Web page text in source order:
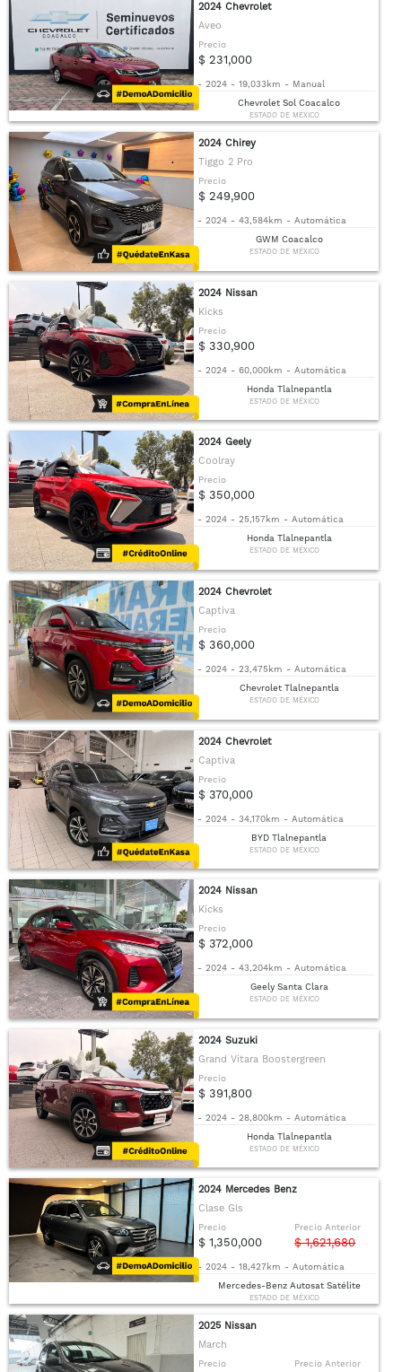
2024 Chevrolet
Aveo
Precio
$ 231,000
- 2024 - 19,033km - Manual
Chevrolet Sol Coacalco
ESTADO DE MÉXICO
2024 Chirey
Tiggo 2 Pro
Precio
$ 249,900
- 2024 - 43,584km - Automática
GWM Coacalco
ESTADO DE MÉXICO
2024 Nissan
Kicks
Precio
$ 330,900
- 2024 - 60,000km - Automática
Honda Tlalnepantla
ESTADO DE MÉXICO
2024 Geely
Coolray
Precio
$ 350,000
- 2024 - 25,157km - Automática
Honda Tlalnepantla
ESTADO DE MÉXICO
2024 Chevrolet
Captiva
Precio
$ 360,000
- 2024 - 23,475km - Automática
Chevrolet Tlalnepantla
ESTADO DE MÉXICO
2024 Chevrolet
Captiva
Precio
$ 370,000
- 2024 - 34,170km - Automática
BYD Tlalnepantla
ESTADO DE MÉXICO
2024 Nissan
Kicks
Precio
$ 372,000
- 2024 - 43,204km - Automática
Geely Santa Clara
ESTADO DE MÉXICO
2024 Suzuki
Grand Vitara Boostergreen
Precio
$ 391,800
- 2024 - 28,800km - Automática
Honda Tlalnepantla
ESTADO DE MÉXICO
2024 Mercedes Benz
Clase Gls
Precio
$ 1,350,000
Precio Anterior
$ 1,621,680
- 2024 - 18,427km - Automática
Mercedes-Benz Autosat Satélite
ESTADO DE MÉXICO
2025 Nissan
March
Precio Precio Anterior